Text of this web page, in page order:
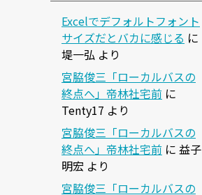
Excelでデフォルトフォント
サイズだとバカに感じる に
堤一弘 より
宮脇俊三「ローカルバスの
終点へ」帝林社宅前 に
Tenty17 より
宮脇俊三「ローカルバスの
終点へ」帝林社宅前 に 益子
明宏 より
宮脇俊三「ローカルバスの